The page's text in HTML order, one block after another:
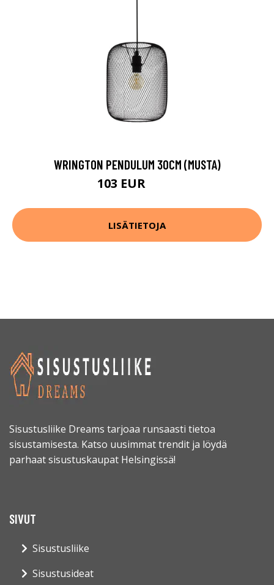
WRINGTON PENDULUM 30CM (MUSTA)
103 EUR
LISÄTIETOJA
Sisustusliike Dreams tarjoaa runsaasti tietoa
sisustamisesta. Katso uusimmat trendit ja löydä
parhaat sisustuskaupat Helsingissä!
SIVUT
Sisustusliike
Sisustusideat